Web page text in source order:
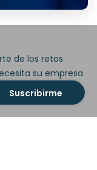
de los retos
su empresa
Suscribirme